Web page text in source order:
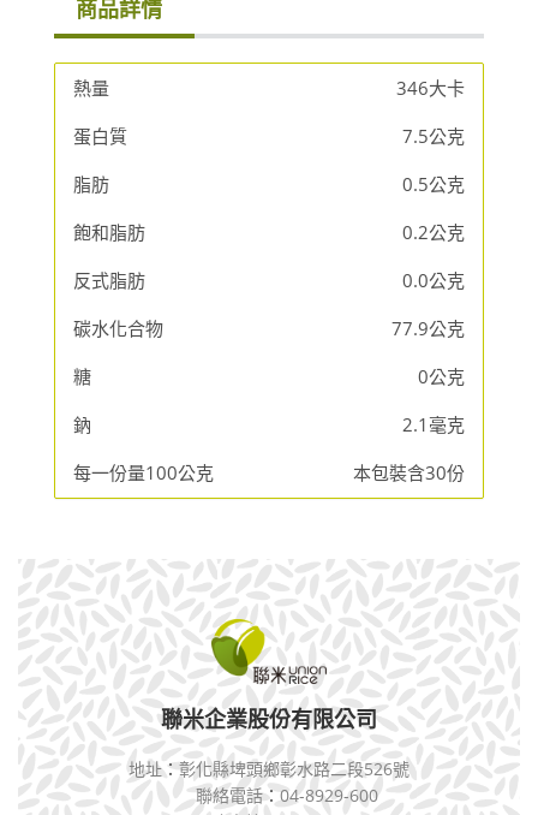
商品詳情
熱量
346大卡
蛋白質
7.5公克
脂肪
0.5公克
飽和脂肪
0.2公克
反式脂肪
0.0公克
碳水化合物
77.9公克
糖
0公克
鈉
2.1毫克
每一份量100公克
本包裝含30份
聯米企業股份有限公司
地址 ： 彰化縣埤頭鄉彰水路二段526號
聯絡電話 ： 04-8929-600